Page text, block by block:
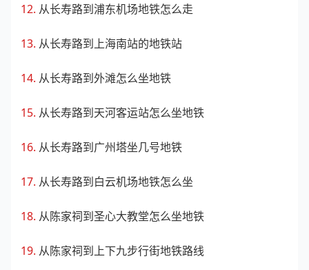
从长寿路到浦东机场地铁怎么走
从长寿路到上海南站的地铁站
从长寿路到外滩怎么坐地铁
从长寿路到天河客运站怎么坐地铁
从长寿路到广州塔坐几号地铁
从长寿路到白云机场地铁怎么坐
从陈家祠到圣心大教堂怎么坐地铁
从陈家祠到上下九步行街地铁路线